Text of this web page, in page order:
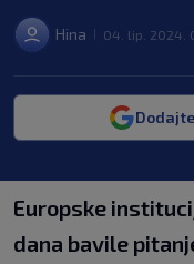
Hina 04. lip. 2024.
Europske
dana bavile